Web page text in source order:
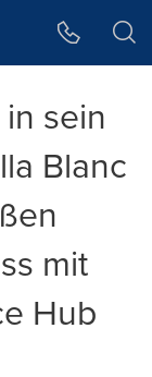
sein
Blanc
mit
Hub